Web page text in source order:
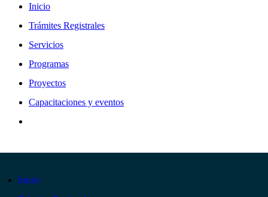
Inicio
Trámites Registrales
Servicios
Programas
Proyectos
Capacitaciones y eventos
Inicio